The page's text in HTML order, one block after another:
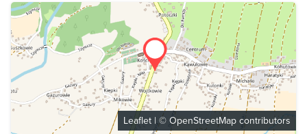
Leaflet | © OpenStreetMap contributors